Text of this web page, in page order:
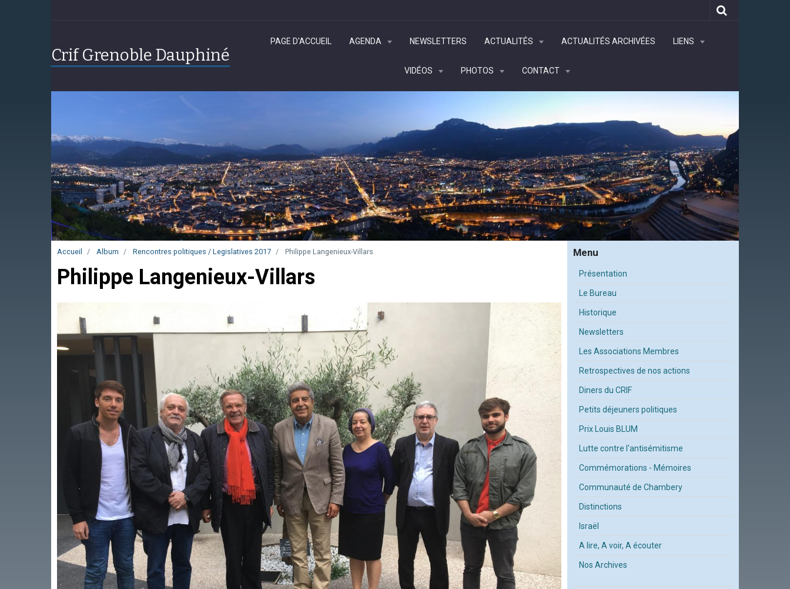
Crif Grenoble Dauphiné
PAGE D'ACCUEIL AGENDA NEWSLETTERS ACTUALITÉS ACTUALITÉS ARCHIVÉES LIENS
VIDÉOS PHOTOS CONTACT
Accueil Album Rencontres politiques / Legislatives 2017 Philippe Langenieux-Villars
Philippe Langenieux-Villars
Menu
Présentation
Le Bureau
Historique
Newsletters
Les Associations Membres
Retrospectives de nos actions
Diners du CRIF
Petits déjeuners politiques
Prix Louis BLUM
Lutte contre l'antisémitisme
Commémorations - Mémoires
Communauté de Chambery
Distinctions
Israël
A lire, A voir, A écouter
Nos Archives